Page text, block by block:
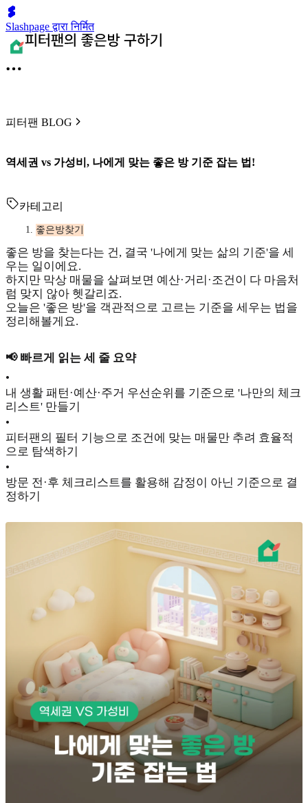
Slashpage द्वारा निर्मित
피터팬 BLOG
역세권 vs 가성비, 나에게 맞는 좋은 방 기준 잡는 법!
카테고리
좋은방찾기
좋은 방을 찾는다는 건, 결국 '나에게 맞는 삶의 기준'을 세
우는 일이에요.
하지만 막상 매물을 살펴보면 예산·거리·조건이 다 마음처
럼 맞지 않아 헷갈리죠.
오늘은 '좋은 방'을 객관적으로 고르는 기준을 세우는 법을
정리해볼게요.
📢 빠르게 읽는 세 줄 요약
•
내 생활 패턴·예산·주거 우선순위를 기준으로 '나만의 체크
리스트' 만들기
•
피터팬의 필터 기능으로 조건에 맞는 매물만 추려 효율적
으로 탐색하기
•
방문 전·후 체크리스트를 활용해 감정이 아닌 기준으로 결
정하기